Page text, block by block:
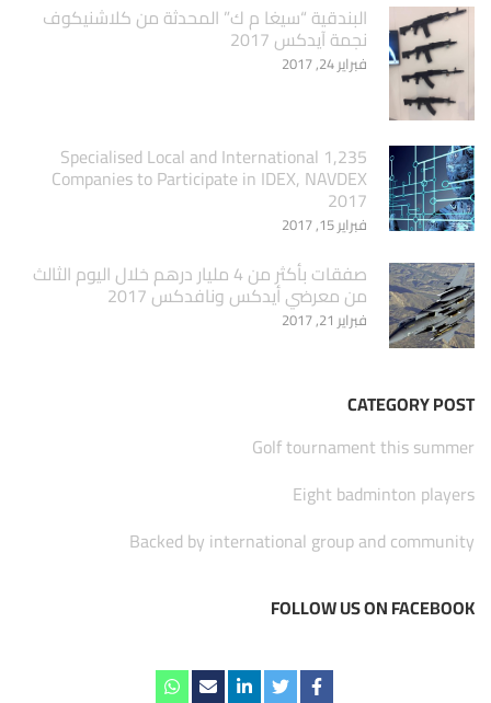
البندقية “سيغا م ك” المحدثة من كلاشنيكوف
نجمة آيدكس 2017
فبراير 24, 2017
1,235 Specialised Local and International
Companies to Participate in IDEX, NAVDEX
2017
فبراير 15, 2017
صفقات بأكثر من 4 مليار درهم خلال اليوم الثالث
من معرضي أيدكس ونافدكس 2017
فبراير 21, 2017
CATEGORY POST
Golf tournament this summer
Eight badminton players
Backed by international group and community
FOLLOW US ON FACEBOOK